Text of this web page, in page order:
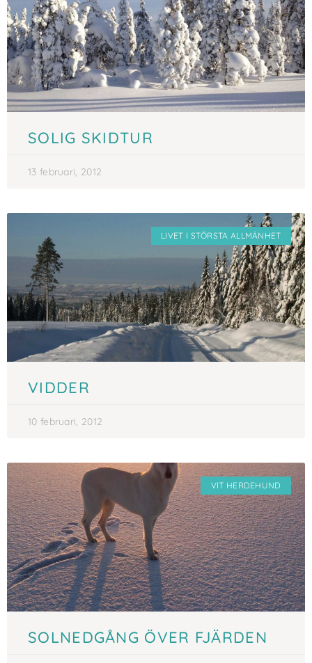
SOLIG SKIDTUR
13 februari, 2012
LIVET I STÖRSTA ALLMÄNHET
VIDDER
10 februari, 2012
VIT HERDEHUND
SOLNEDGÅNG ÖVER FJÄRDEN